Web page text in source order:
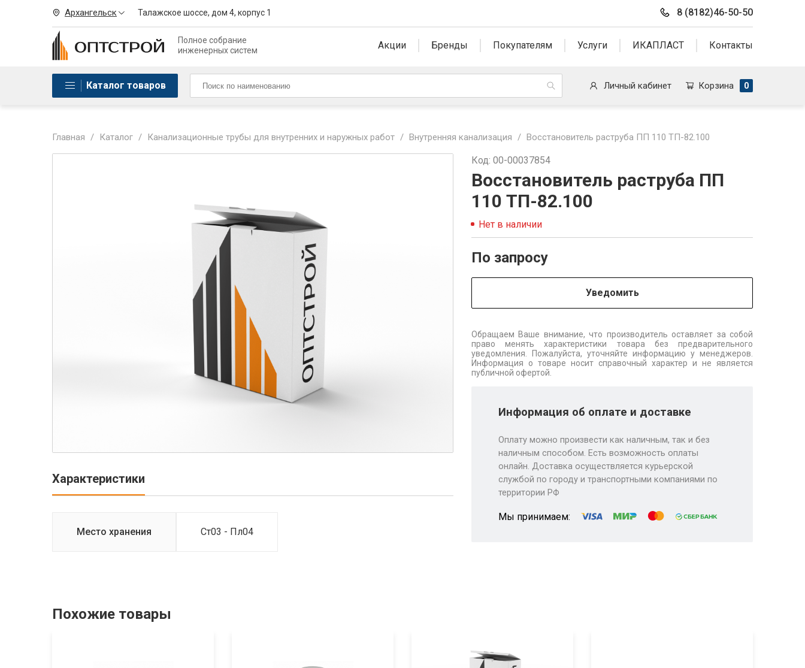
Архангельск Талажское шоссе, дом 4, корпус 1 8 (8182)46-50-50
Полное собрание
инженерных систем
Акции Бренды Покупателям Услуги ИКАПЛАСТ Контакты
Каталог товаров Личный кабинет Корзина 0
Главная / Каталог / Канализационные трубы для внутренних и наружных работ / Внутренняя канализация / Восстановитель раструба ПП 110 ТП-82.100
Характеристики
Место хранения Ст03 - Пл04
Код: 00-00037854
Восстановитель раструба ПП
110 ТП-82.100
Нет в наличии
По запросу
Уведомить
Обращаем Ваше внимание, что производитель оставляет за собой
право менять характеристики товара без предварительного
уведомления. Пожалуйста, уточняйте информацию у менеджеров.
Информация о товаре носит справочный характер и не является
публичной офертой.
Информация об оплате и доставке
Оплату можно произвести как наличным, так и без
наличным способом. Есть возможность оплаты
онлайн. Доставка осуществляется курьерской
службой по городу и транспортными компаниями по
территории РФ
Мы принимаем:
Похожие товары